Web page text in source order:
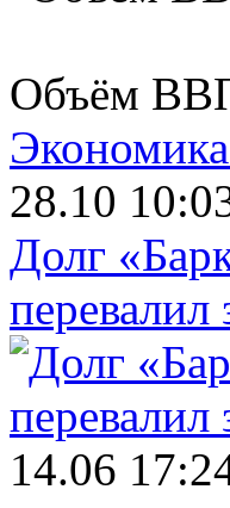
Объём
28.10
Долг
14.06